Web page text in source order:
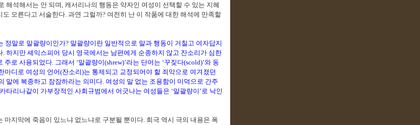
해석해서는 안 되며, 캐서리나의 행동은 약자인 여성이 선택할 수 있는 지혜
도 모른다고 서술한다. 과연 그럴까? 여전히 난 이 작품에 대한 해석에 만족할
정말로 말괄량이인가? 말괄량이란 일반적으로 말과 행동이 거칠고 여자답지
. 하지만 셰익스피어 당시 영국에서는 남편에게 순종하지 않고 잔소리가 심한
주로 사용되었다. 그래서 ‘말괄량이(shrew)’라는 단어는 ‘꾸짖다(scold)’와 동
마디로 여성의 언어(잔소리)는 통제되고 교정되어야 할 죄악으로 여겨졌던
말에 복종하고 잠잠하라는 의미다. 여성의 말 없는 조용함이 미덕으로 간주
카타리나같이 가부장적인 사회규범에서 어긋나는 여성들은 ‘말괄량이 ’로 낙인
마지막에 죽음이 있느냐 없느냐로 구분될 뿐이다. 희극 역시 극의 내용은 폭